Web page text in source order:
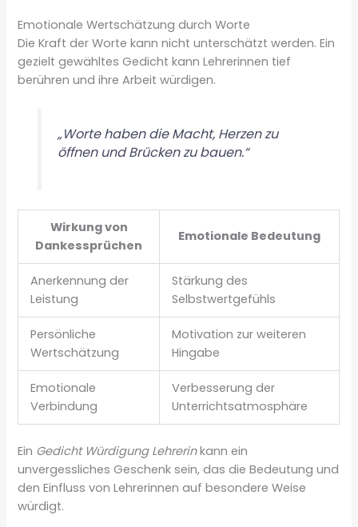
Emotionale Wertschätzung durch Worte
Die Kraft der Worte kann nicht unterschätzt werden. Ein
gezielt gewähltes Gedicht kann Lehrerinnen tief
berühren und ihre Arbeit würdigen.
„Worte haben die Macht, Herzen zu
öffnen und Brücken zu bauen.“
Wirkung von
Dankessprüchen
Emotionale Bedeutung
Anerkennung der
Leistung
Stärkung des
Selbstwertgefühls
Persönliche
Wertschätzung
Motivation zur weiteren
Hingabe
Emotionale
Verbindung
Verbesserung der
Unterrichtsatmosphäre
Ein Gedicht Würdigung Lehrerinkann ein
unvergessliches Geschenk sein, das die Bedeutung und
den Einfluss von Lehrerinnen auf besondere Weise
würdigt.